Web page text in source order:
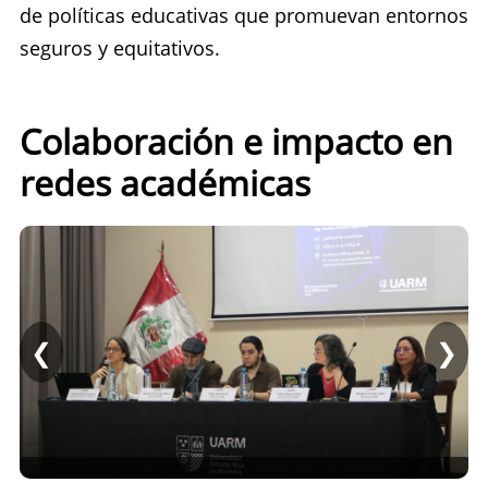
de políticas educativas que promuevan entornos
seguros y equitativos.
Colaboración e impacto en
redes académicas
❮ ❯